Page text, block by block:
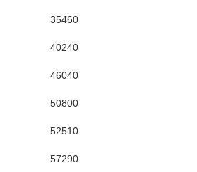
35460
40240
46040
50800
52510
57290